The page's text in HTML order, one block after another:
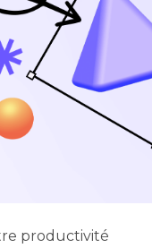
productivité